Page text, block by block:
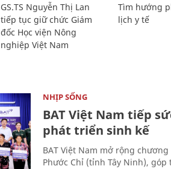
GS.TS Nguyễn Thị Lan
tiếp tục giữ chức Giám
đốc Học viện Nông
nghiệp Việt Nam
Tìm hướng
lịch y tế
NHỊP SỐNG
BAT Việt Nam tiếp
phát triển sinh kế
BAT Việt Nam mở rộng
Phước Chỉ (tỉnh Tây Ninh),